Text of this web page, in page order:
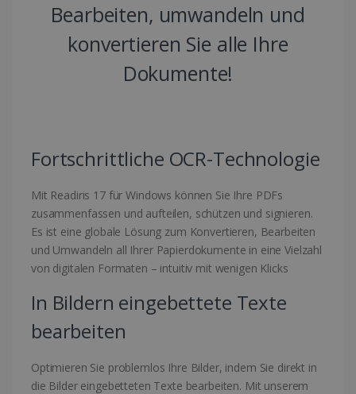
Bearbeiten, umwandeln und
konvertieren Sie alle Ihre
Dokumente!
Fortschrittliche OCR-Technologie
Mit Readiris 17 für Windows können Sie Ihre PDFs
zusammenfassen und aufteilen, schützen und signieren.
Es ist eine globale Lösung zum Konvertieren, Bearbeiten
und Umwandeln all Ihrer Papierdokumente in eine Vielzahl
von digitalen Formaten – intuitiv mit wenigen Klicks
In Bildern eingebettete Texte
bearbeiten
Optimieren Sie problemlos Ihre Bilder, indem Sie direkt in
die Bilder eingebetteten Texte bearbeiten. Mit unserem